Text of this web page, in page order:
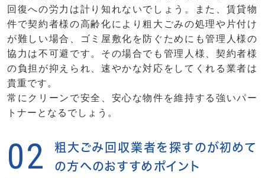
回復への労力は計り知れないでしょう。また、賃貸物
件で契約者様の高齢化により粗大ごみの処理や片付け
が難しい場合、ゴミ屋敷化を防ぐためにも管理人様の
協力は不可避です。その場合でも管理人様、契約者様
の負担が抑えられ、速やかな対応をしてくれる業者は
貴重です。
常にクリーンで安全、安心な物件を維持する強いパー
トナーとなるでしょう。
02
粗大ごみ回収業者を探すのが初めて
の方へのおすすめポイント